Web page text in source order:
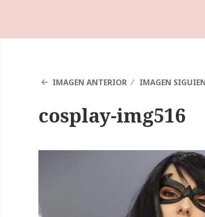
IMAGEN ANTERIOR IMAGEN
cosplay-img516